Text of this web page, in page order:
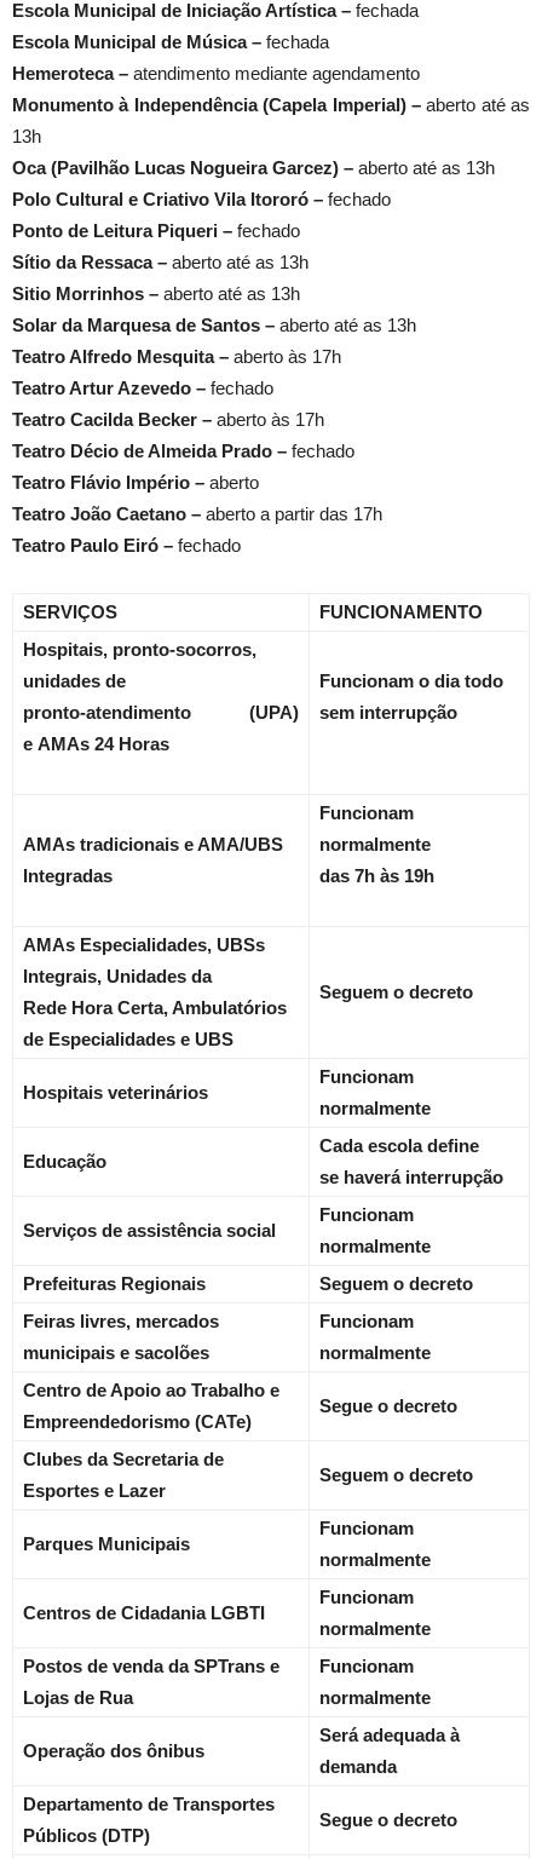
Escola Municipal de Iniciação Artística – fechada
Escola Municipal de Música – fechada
Hemeroteca – atendimento mediante agendamento
Monumento à Independência (Capela Imperial) –aberto até as
13h
Oca (Pavilhão Lucas Nogueira Garcez) – aberto até as 13h
Polo Cultural e Criativo Vila Itororó – fechado
Ponto de Leitura Piqueri – fechado
Sítio da Ressaca – aberto até as 13h
Sitio Morrinhos – aberto até as 13h
Solar da Marquesa de Santos – aberto até as 13h
Teatro Alfredo Mesquita – aberto às 17h
Teatro Artur Azevedo – fechado
Teatro Cacilda Becker – aberto às 17h
Teatro Décio de Almeida Prado – fechado
Teatro Flávio Império – aberto
Teatro João Caetano – aberto a partir das 17h
Teatro Paulo Eiró – fechado
SERVIÇOS
FUNCIONAMENTO
Hospitais, pronto-socorros,
unidades de
pronto-atendimento (UPA)
e AMAs 24 Horas
Funcionam o dia todo
sem interrupção
AMAs tradicionais e AMA/UBS
Integradas
Funcionam
normalmente
das 7h às 19h
AMAs Especialidades, UBSs
Integrais, Unidades da
Rede Hora Certa, Ambulatórios
de Especialidades e UBS
Seguem o decreto
Hospitais veterinários
Funcionam
normalmente
Educação
Cada escola define
se haverá interrupção
Serviços de assistência social
Funcionam
normalmente
Prefeituras Regionais
Seguem o decreto
Feiras livres, mercados
municipais e sacolões
Funcionam
normalmente
Centro de Apoio ao Trabalho e
Empreendedorismo (CATe)
Segue o decreto
Clubes da Secretaria de
Esportes e Lazer
Seguem o decreto
Parques Municipais
Funcionam
normalmente
Centros de Cidadania LGBTI
Funcionam
normalmente
Postos de venda da SPTrans e
Lojas de Rua
Funcionam
normalmente
Operação dos ônibus
Será adequada à
demanda
Departamento de Transportes
Públicos (DTP)
Segue o decreto